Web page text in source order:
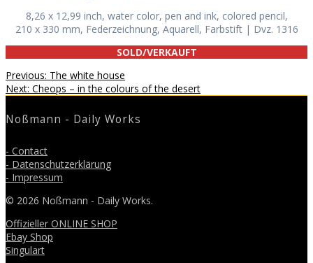
8,26 x 12,99 inch, water color, pen and ink, colored pencil,
210 x 330 mm, Federzeichnung, Aquarell, Farbstift | Dvz. 1316
SOLD/VERKAUFT
Beitragsnavigation
Previous: Previous
post:
The white house
Next: Next
Cheops – in the colours of the desert
Noßmann - Daily Works
- Contact
- Datenschutzerklärung
- Impressum
© 2026 Noßmann - Daily Works.
Offizieller ONLINE SHOP
Ebay Shop
Singulart